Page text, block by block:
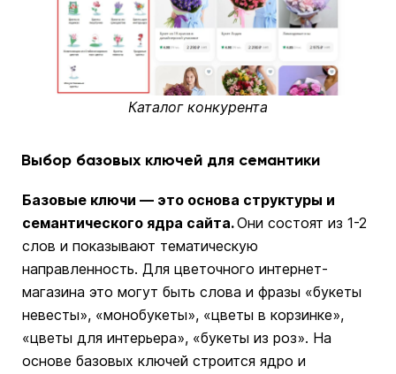
Каталог конкурента
Выбор базовых ключей для семантики
Базовые ключи — это основа структуры и
семантического ядра сайта.Они состоят из 1-2
слов и показывают тематическую
направленность. Для цветочного интернет-
магазина это могут быть слова и фразы «букеты
невесты», «монобукеты», «цветы в корзинке»,
«цветы для интерьера», «букеты из роз». На
основе базовых ключей строится ядро и